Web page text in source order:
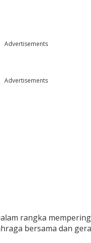
Advertisements
Advertisements
rangka
bersama dan